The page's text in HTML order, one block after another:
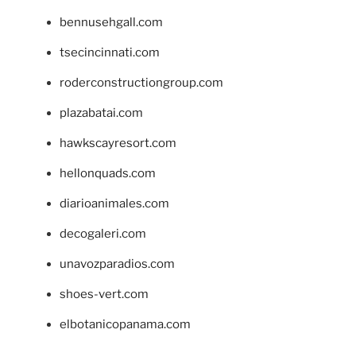
bennusehgall.com
tsecincinnati.com
roderconstructiongroup.com
plazabatai.com
hawkscayresort.com
hellonquads.com
diarioanimales.com
decogaleri.com
unavozparadios.com
shoes-vert.com
elbotanicopanama.com